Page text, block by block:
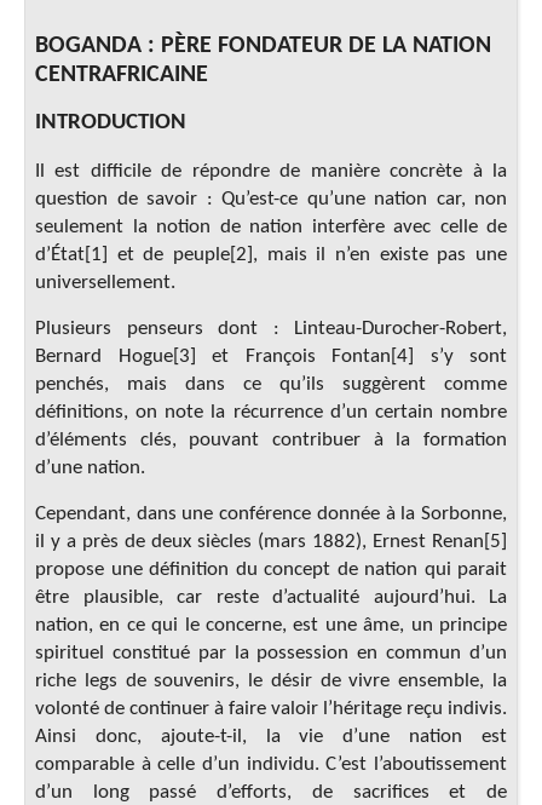
BOGANDA : PÈRE FONDATEUR DE LA NATION
CENTRAFRICAINE
INTRODUCTION
Il est difficile de répondre de manière concrète à la
question de savoir : Qu’est-ce qu’une nation car, non
seulement la notion de nation interfère avec celle de
d’État[1] et de peuple[2], mais il n’en existe pas une
universellement.
Plusieurs penseurs dont : Linteau-Durocher-Robert,
Bernard Hogue[3] et François Fontan[4] s’y sont
penchés, mais dans ce qu’ils suggèrent comme
définitions, on note la récurrence d’un certain nombre
d’éléments clés, pouvant contribuer à la formation
d’une nation.
Cependant, dans une conférence donnée à la Sorbonne,
il y a près de deux siècles (mars 1882), Ernest Renan[5]
propose une définition du concept de nation qui parait
être plausible, car reste d’actualité aujourd’hui. La
nation, en ce qui le concerne, est une âme, un principe
spirituel constitué par la possession en commun d’un
riche legs de souvenirs, le désir de vivre ensemble, la
volonté de continuer à faire valoir l’héritage reçu indivis.
Ainsi donc, ajoute-t-il, la vie d’une nation est
comparable à celle d’un individu. C’est l’aboutissement
d’un long passé d’efforts, de sacrifices et de